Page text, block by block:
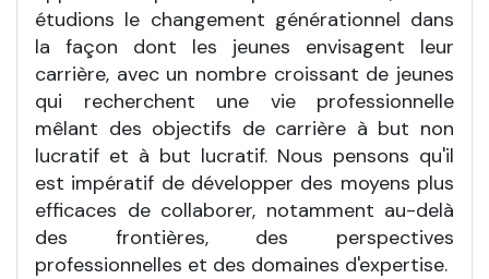
étudions le changement générationnel dans
la façon dont les jeunes envisagent leur
carrière, avec un nombre croissant de jeunes
qui recherchent une vie professionnelle
mêlant des objectifs de carrière à but non
lucratif et à but lucratif. Nous pensons qu'il
est impératif de développer des moyens plus
efficaces de collaborer, notamment au-delà
des frontières, des perspectives
professionnelles et des domaines d'expertise.